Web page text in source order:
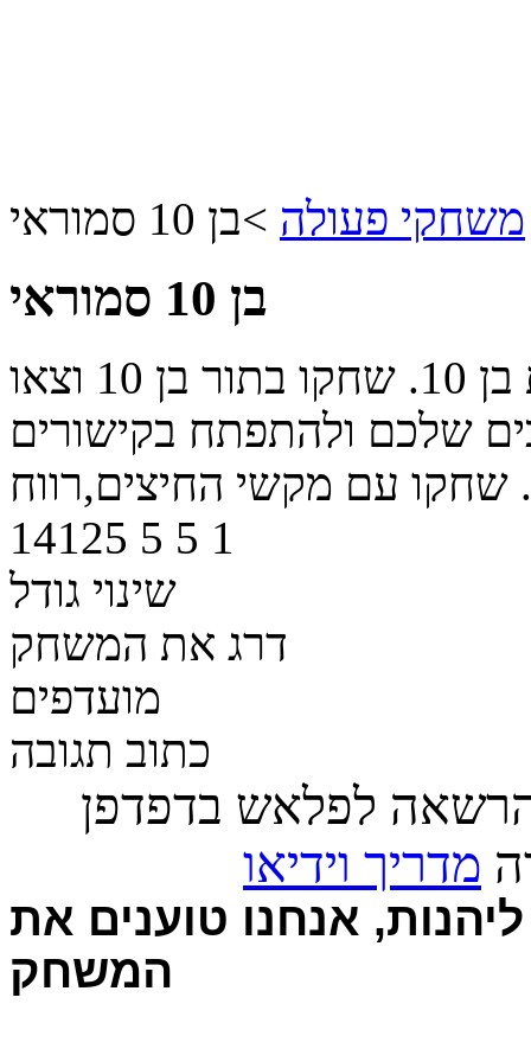
משחקי פעולה >בן 10 סמוראי
בן 10 סמוראי
אחד מהמשחקים המצליחים בסדרת בן 10. שחקו בתור בן 10 וצאו
שלכם ולהתפתח בקישורים
14125 5 5 1
שינוי גודל
דרג את המשחק
מועדפים
כתוב תגובה
לפלאש בדפדפן
מדריך וידיאו
אנחנו טוענים את
המשחק